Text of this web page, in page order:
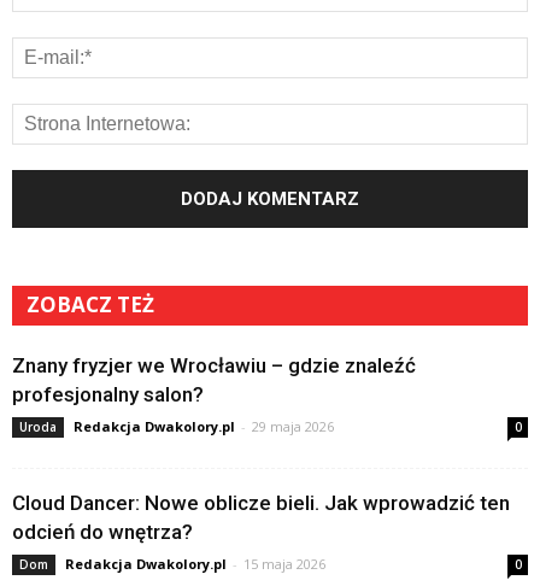
ZOBACZ TEŻ
Znany fryzjer we Wrocławiu – gdzie znaleźć
profesjonalny salon?
Uroda Redakcja Dwakolory.pl - 29 maja 2026 0
Cloud Dancer: Nowe oblicze bieli. Jak wprowadzić ten
odcień do wnętrza?
Dom Redakcja Dwakolory.pl - 15 maja 2026 0